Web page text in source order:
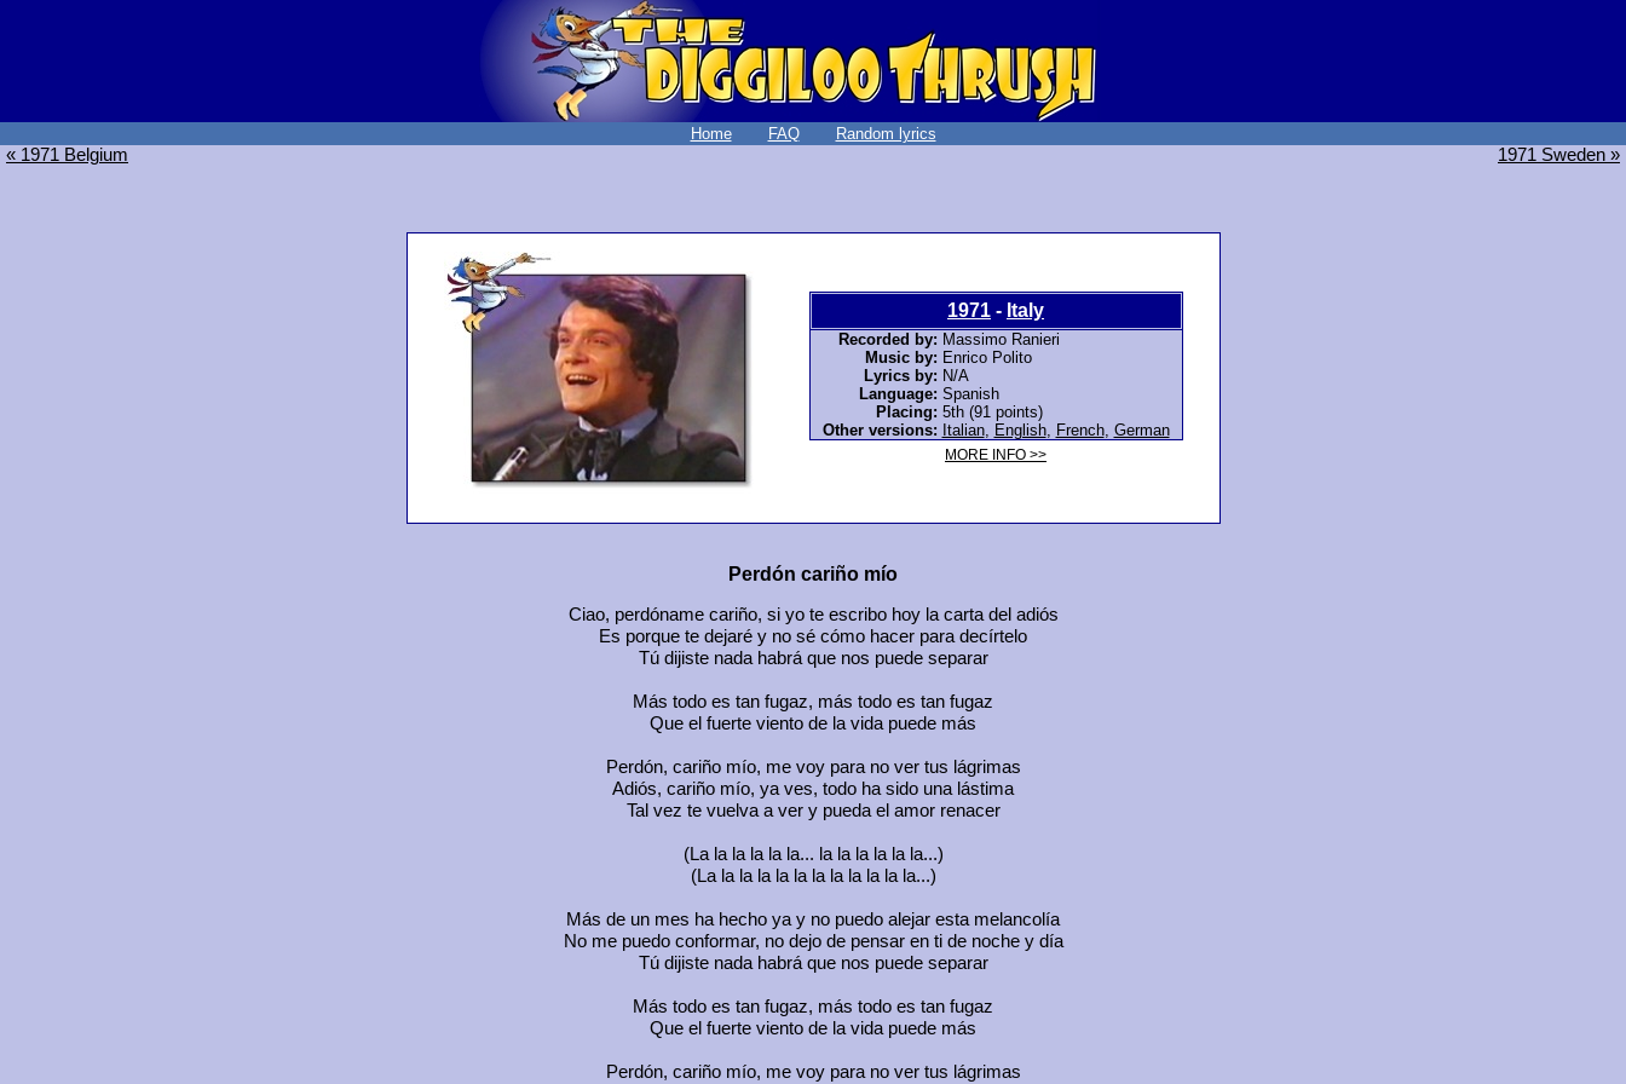
Home FAQ Random lyrics
« 1971 Belgium 1971 Sweden »
1971 - Italy
Recorded by: Massimo Ranieri
Music by: Enrico Polito
Lyrics by: N/A
Language: Spanish
Placing: 5th (91 points)
Other versions: Italian, English, French, German
MORE INFO >>
Perdón cariño mío
Ciao, perdóname cariño, si yo te escribo hoy la carta del adiós
Es porque te dejaré y no sé cómo hacer para decírtelo
Tú dijiste nada habrá que nos puede separar
Más todo es tan fugaz, más todo es tan fugaz
Que el fuerte viento de la vida puede más
Perdón, cariño mío, me voy para no ver tus lágrimas
Adiós, cariño mío, ya ves, todo ha sido una lástima
Tal vez te vuelva a ver y pueda el amor renacer
(La la la la la la... la la la la la la...)
(La la la la la la la la la la la la...)
Más de un mes ha hecho ya y no puedo alejar esta melancolía
No me puedo conformar, no dejo de pensar en ti de noche y día
Tú dijiste nada habrá que nos puede separar
Más todo es tan fugaz, más todo es tan fugaz
Que el fuerte viento de la vida puede más
Perdón, cariño mío, me voy para no ver tus lágrimas